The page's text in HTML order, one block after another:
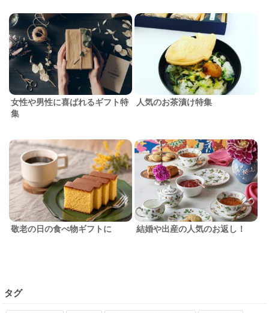
女性や男性に喜ばれるギフト特
集
人気のお茶漬け特集
敬老の日の食べ物ギフトに 結婚や出産の人気のお返し！
タグ